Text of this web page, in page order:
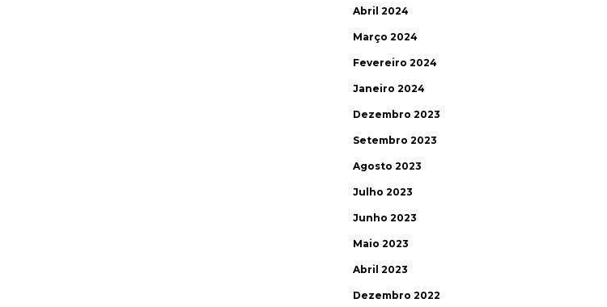
Abril 2024
Março 2024
Fevereiro 2024
Janeiro 2024
Dezembro 2023
Setembro 2023
Agosto 2023
Julho 2023
Junho 2023
Maio 2023
Abril 2023
Dezembro 2022